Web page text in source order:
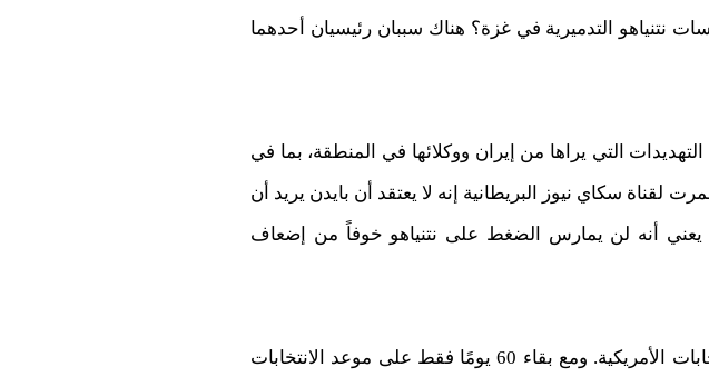
نتنياهو التدميرية في غزة؟ هناك سببان رئيسيان أحدهما
التي يراها من إيران ووكلائها في المنطقة، بما في
سكاي نيوز البريطانية إنه لا يعتقد أن بايدن يريد أن
يعني أنه لن يمارس الضغط على نتنياهو خوفاً من إضعاف
السبب الثاني والمنهجي هو تأثير الجماعات المؤيدة لإسرائيل في الانتخابات الأمريكية. ومع بقاء 60 يومًا فقط على موعد الانتخابات